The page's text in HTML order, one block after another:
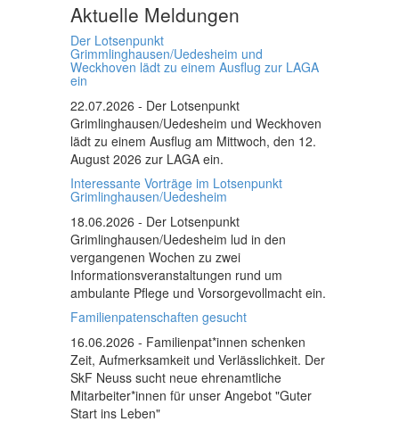
Aktuelle Meldungen
Der Lotsenpunkt
Grimmlinghausen/Uedesheim und
Weckhoven lädt zu einem Ausflug zur LAGA
ein
22.07.2026 - Der Lotsenpunkt
Grimlinghausen/Uedesheim und Weckhoven
lädt zu einem Ausflug am Mittwoch, den 12.
August 2026 zur LAGA ein.
Interessante Vorträge im Lotsenpunkt
Grimlinghausen/Uedesheim
18.06.2026 - Der Lotsenpunkt
Grimlinghausen/Uedesheim lud in den
vergangenen Wochen zu zwei
Informationsveranstaltungen rund um
ambulante Pflege und Vorsorgevollmacht ein.
Familienpatenschaften gesucht
16.06.2026 - Familienpat*innen schenken
Zeit, Aufmerksamkeit und Verlässlichkeit. Der
SkF Neuss sucht neue ehrenamtliche
Mitarbeiter*innen für unser Angebot "Guter
Start ins Leben"